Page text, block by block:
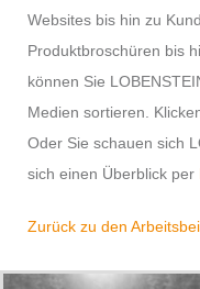
Websites bis hin zu
Produktbroschüren bis
können Sie
Medien sortieren.
Oder Sie schauen sich
sich einen Überblick per
Zurück zu den